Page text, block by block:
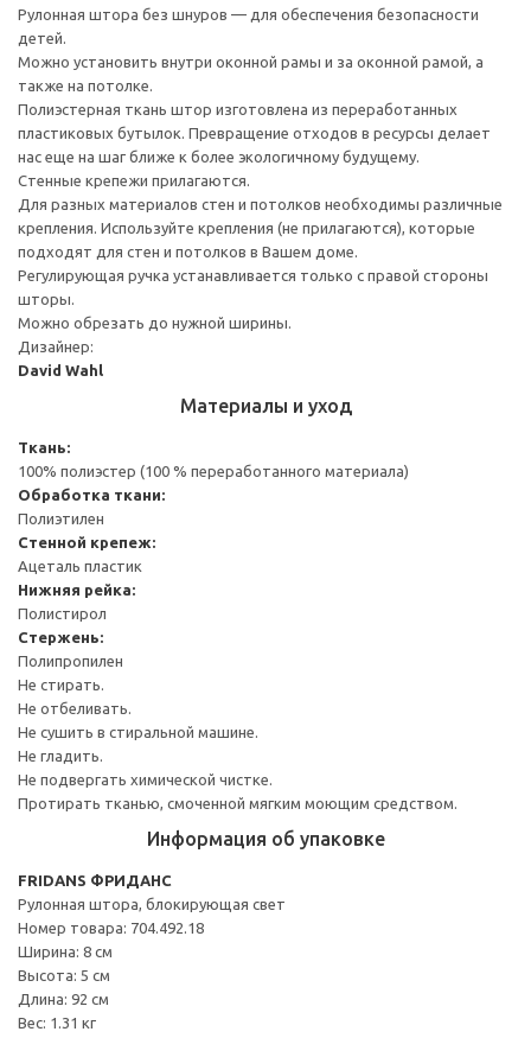
Рулонная штора без шнуров — для обеспечения безопасности
детей.
Можно установить внутри оконной рамы и за оконной рамой, а
также на потолке.
Полиэстерная ткань штор изготовлена из переработанных
пластиковых бутылок. Превращение отходов в ресурсы делает
нас еще на шаг ближе к более экологичному будущему.
Стенные крепежи прилагаются.
Для разных материалов стен и потолков необходимы различные
крепления. Используйте крепления (не прилагаются), которые
подходят для стен и потолков в Вашем доме.
Регулирующая ручка устанавливается только с правой стороны
шторы.
Можно обрезать до нужной ширины.
Дизайнер:
David Wahl
Материалы и уход
Ткань:
100% полиэстер (100 % переработанного материала)
Обработка ткани:
Полиэтилен
Стенной крепеж:
Ацеталь пластик
Нижняя рейка:
Полистирол
Стержень:
Полипропилен
Не стирать.
Не отбеливать.
Не сушить в стиральной машине.
Не гладить.
Не подвергать химической чистке.
Протирать тканью, смоченной мягким моющим средством.
Информация об упаковке
FRIDANS ФРИДАНС
Рулонная штора, блокирующая свет
Номер товара: 704.492.18
Ширина: 8 см
Высота: 5 см
Длина: 92 см
Вес: 1.31 кг